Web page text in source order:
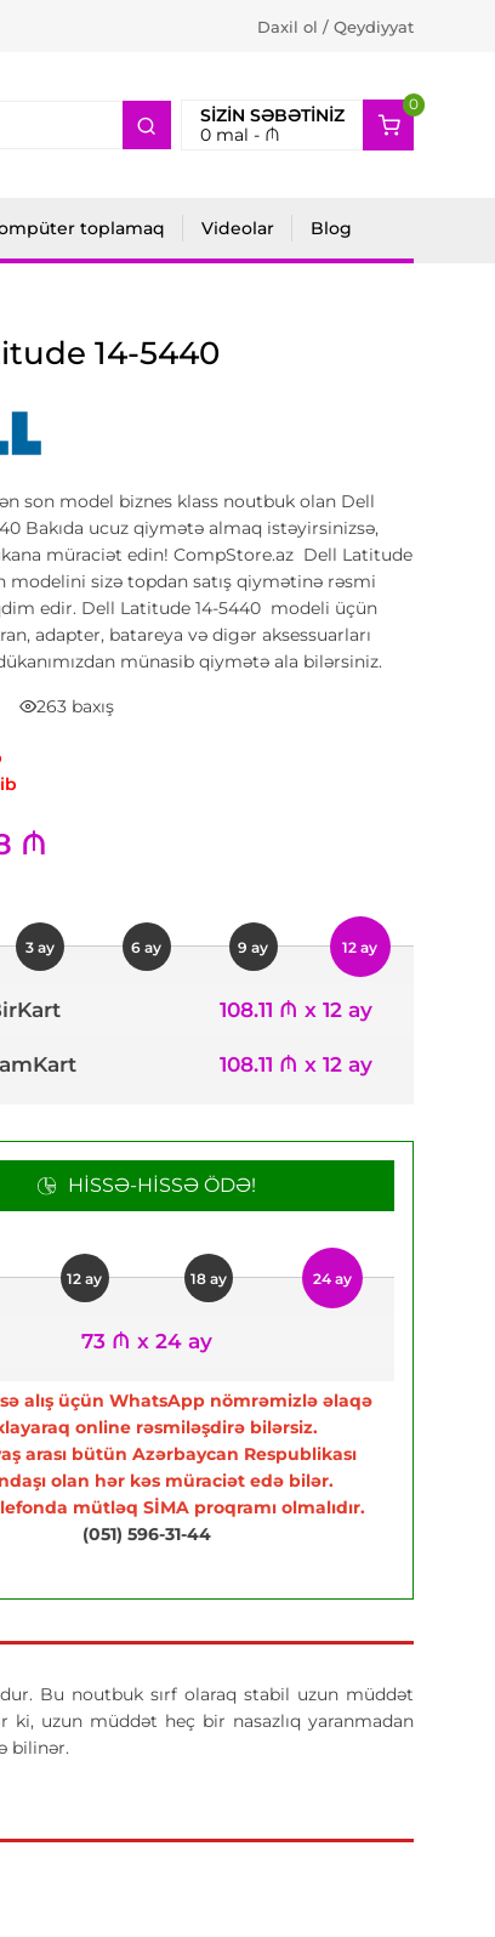
Daxil ol / Qeydiyyat
SIZIN SƏBƏTINIZ
0mal - ₼
0
2
toplamaq Videolar Blog
14-5440
son model biznes klass noutbuk olan Dell
Bakıda ucuz qiymətə almaq istəyirsinizsə,
müraciət edin! CompStore.az Dell Latitude
modelini sizə topdan satış qiymətinə rəsmi
edir. Dell Latitude 14-5440 modeli üçün
adapter, batareya və digər aksessuarları
münasib qiymətə ala bilərsiniz.
263 baxış
₼
3 ay 6 ay 9 ay 12 ay
108.11 ₼ x 12 ay
108.11 ₼ x 12 ay
HISSƏ-HISSƏ ÖDƏ!
12 ay 18 ay 24 ay
73 ₼ x 24 ay
alış üçün WhatsApp nömrəmizlə əlaqə
online rəsmiləşdirə bilərsiz.
arası bütün Azərbaycan Respublikası
olan hər kəs müraciət edə bilər.
mütləq SİMA proqramı olmalıdır.
(051) 596-31-44
Bu noutbuk sırf olaraq stabil uzun müddət
ki, uzun müddət heç bir nasazlıq yaranmadan
bilinər.